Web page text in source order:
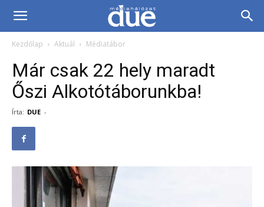
DUE
Médiahálózat…
Kezdőlap Aktuál Médiatábor
Már csak 22 hely maradt
Őszi Alkotótáborunkba!
Írta: DUE -